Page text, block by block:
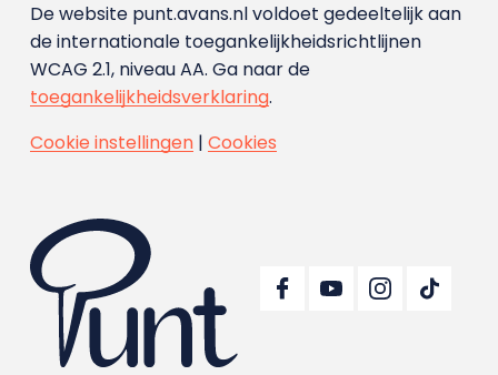
De website punt.avans.nl voldoet gedeeltelijk aan
de internationale toegankelijkheidsrichtlijnen
WCAG 2.1, niveau AA. Ga naar de
toegankelijkheidsverklaring.
Cookie instellingen| Cookies